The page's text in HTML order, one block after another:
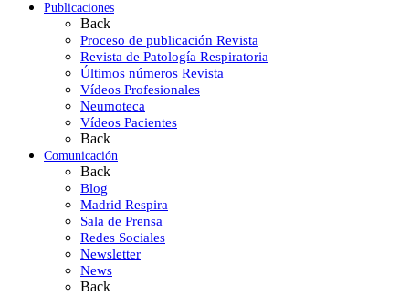
Publicaciones
Back
Proceso de publicación Revista
Revista de Patología Respiratoria
Últimos números Revista
Vídeos Profesionales
Neumoteca
Vídeos Pacientes
Back
Comunicación
Back
Blog
Madrid Respira
Sala de Prensa
Redes Sociales
Newsletter
News
Back